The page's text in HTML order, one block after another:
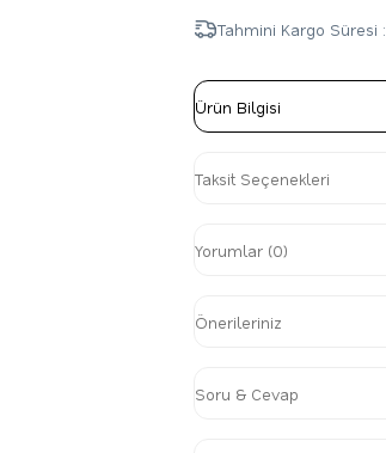
Tahmini Kargo Süresi :
Ürün Bilgisi
Taksit Seçenekleri
Yorumlar (0)
Önerileriniz
Soru & Cevap